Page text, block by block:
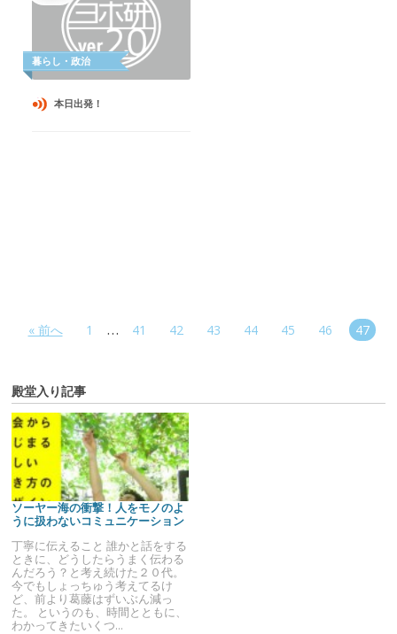
本日出発！
« 前へ 1 … 41 42 43 44 45 46 47
殿堂入り記事
ソーヤー海の衝撃！人をモノのよ
うに扱わないコミュニケーション
丁寧に伝えること 誰かと話をする
ときに、どうしたらうまく伝わる
んだろう？と考え続けた２０代。
今でもしょっちゅう考えてるけ
ど、前より葛藤はずいぶん減っ
た。 というのも、時間とともに、
わかってきたいくつ…